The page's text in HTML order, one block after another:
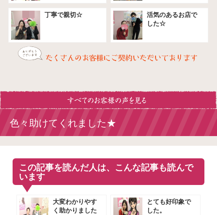
丁寧で親切☆
活気のあるお店で
した☆
色々助けてくれました★
この記事を読んだ人は、こんな記事も読んで
います
大変わかりやす
く助かりました
とても好印象で
した。